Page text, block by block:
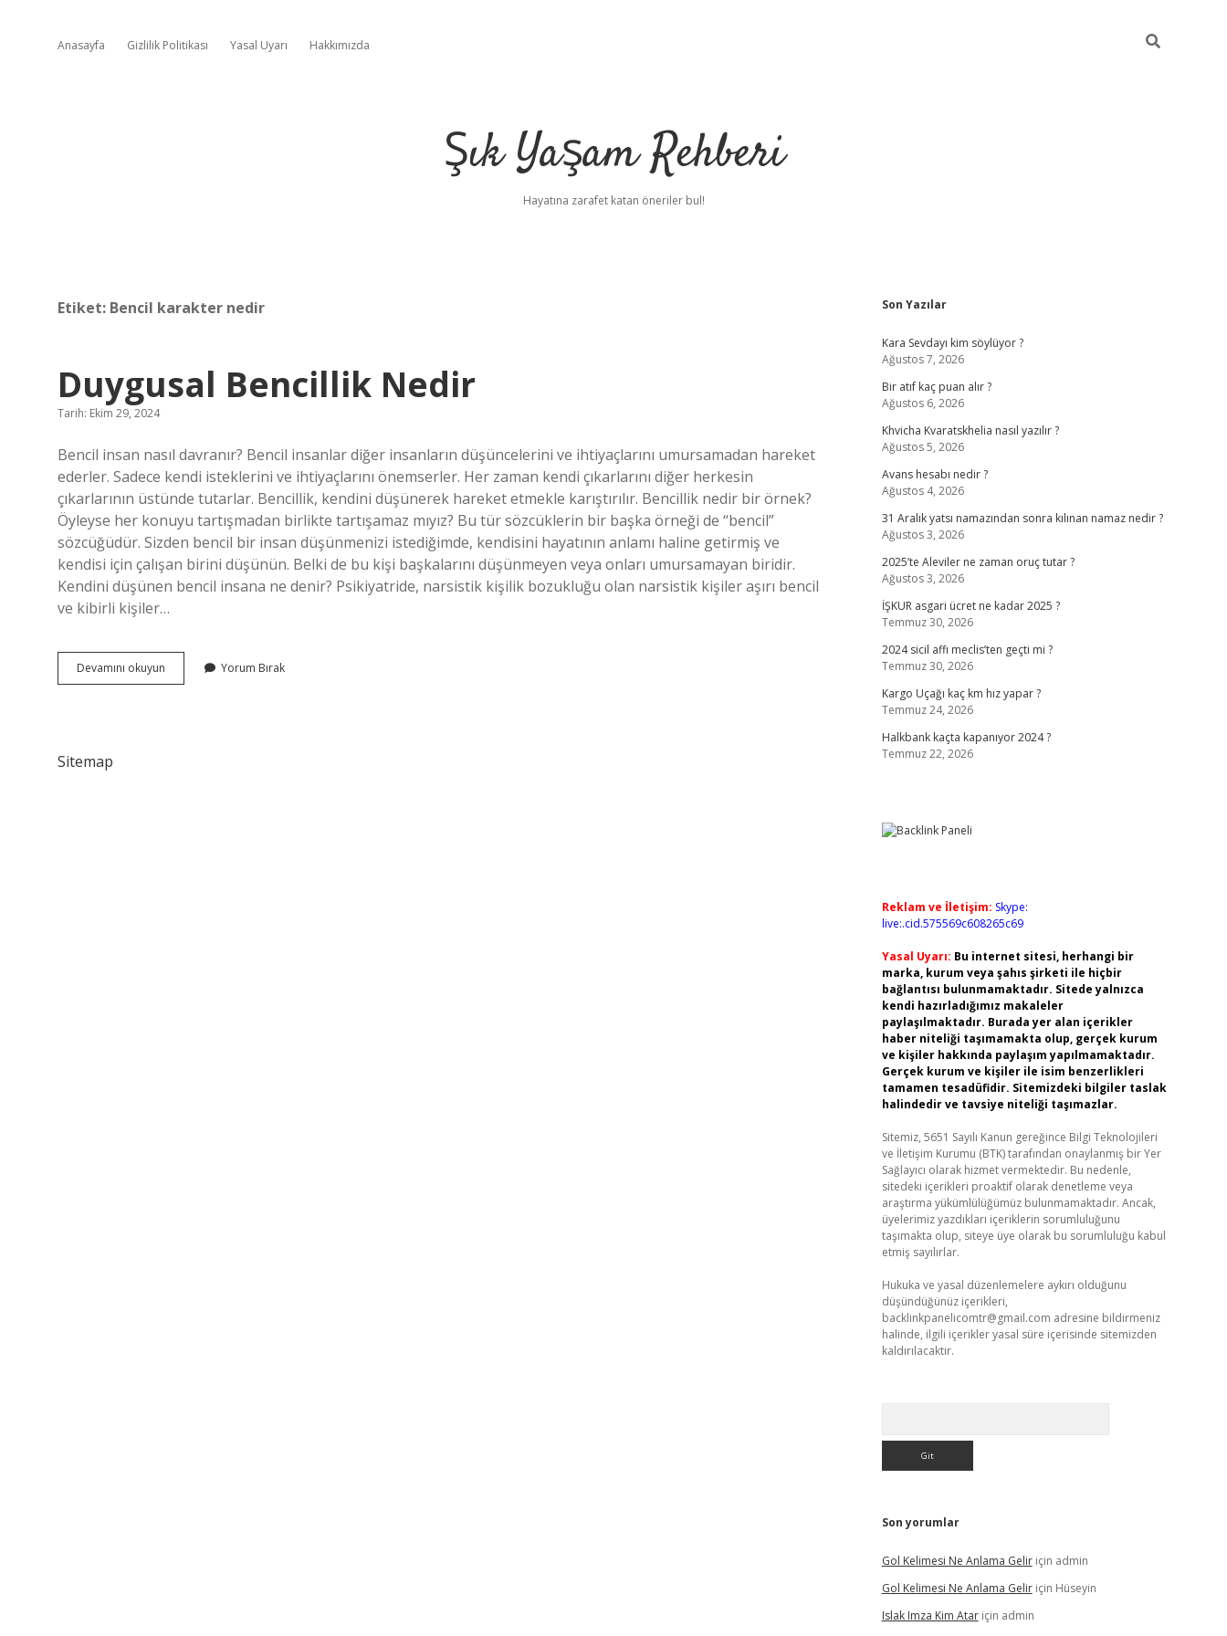
Anasayfa Gizlilik Politikası Yasal Uyarı Hakkımızda
Şık Yaşam Rehberi
Hayatına zarafet katan öneriler bul!
Etiket: Bencil karakter nedir
Duygusal Bencillik Nedir
Tarih: Ekim 29, 2024
Bencil insan nasıl davranır? Bencil insanlar diğer insanların düşüncelerini ve ihtiyaçlarını umursamadan hareket
ederler. Sadece kendi isteklerini ve ihtiyaçlarını önemserler. Her zaman kendi çıkarlarını diğer herkesin
çıkarlarının üstünde tutarlar. Bencillik, kendini düşünerek hareket etmekle karıştırılır. Bencillik nedir bir örnek?
Öyleyse her konuyu tartışmadan birlikte tartışamaz mıyız? Bu tür sözcüklerin bir başka örneği de “bencil”
sözcüğüdür. Sizden bencil bir insan düşünmenizi istediğimde, kendisini hayatının anlamı haline getirmiş ve
kendisi için çalışan birini düşünün. Belki de bu kişi başkalarını düşünmeyen veya onları umursamayan biridir.
Kendini düşünen bencil insana ne denir? Psikiyatride, narsistik kişilik bozukluğu olan narsistik kişiler aşırı bencil
ve kibirli kişiler…
Devamını okuyun Duygusal
Bencillik
Yorum Bırak
Sitemap
Sidebar
Son Yazılar
Kara Sevdayı kim söylüyor ?
Ağustos 7, 2026
Bir atıf kaç puan alır ?
Ağustos 6, 2026
Khvicha Kvaratskhelia nasıl yazılır ?
Ağustos 5, 2026
Avans hesabı nedir ?
Ağustos 4, 2026
31 Aralık yatsı namazından sonra kılınan namaz nedir ?
Ağustos 3, 2026
2025’te Aleviler ne zaman oruç tutar ?
Ağustos 3, 2026
İŞKUR asgari ücret ne kadar 2025 ?
Temmuz 30, 2026
2024 sicil affı meclis’ten geçti mi ?
Temmuz 30, 2026
Kargo Uçağı kaç km hız yapar ?
Temmuz 24, 2026
Halkbank kaçta kapanıyor 2024 ?
Temmuz 22, 2026
Reklam ve İletişim: Skype:
live:.cid.575569c608265c69
Yasal Uyarı: Bu internet sitesi, herhangi bir
marka, kurum veya şahıs şirketi ile hiçbir
bağlantısı bulunmamaktadır. Sitede yalnızca
kendi hazırladığımız makaleler
paylaşılmaktadır. Burada yer alan içerikler
haber niteliği taşımamakta olup, gerçek kurum
ve kişiler hakkında paylaşım yapılmamaktadır.
Gerçek kurum ve kişiler ile isim benzerlikleri
tamamen tesadüfidir. Sitemizdeki bilgiler taslak
halindedir ve tavsiye niteliği taşımazlar.
Sitemiz, 5651 Sayılı Kanun gereğince Bilgi Teknolojileri
ve İletişim Kurumu (BTK) tarafından onaylanmış bir Yer
Sağlayıcı olarak hizmet vermektedir. Bu nedenle,
sitedeki içerikleri proaktif olarak denetleme veya
araştırma yükümlülüğümüz bulunmamaktadır. Ancak,
üyelerimiz yazdıkları içeriklerin sorumluluğunu
taşımakta olup, siteye üye olarak bu sorumluluğu kabul
etmiş sayılırlar.
Hukuka ve yasal düzenlemelere aykırı olduğunu
düşündüğünüz içerikleri,
backlinkpanelicomtr@gmail.com adresine bildirmeniz
halinde, ilgili içerikler yasal süre içerisinde sitemizden
kaldırılacaktır.
Son yorumlar
Gol Kelimesi Ne Anlama Geliriçin admin
Gol Kelimesi Ne Anlama Geliriçin Hüseyin
Islak Imza Kim Atariçin admin